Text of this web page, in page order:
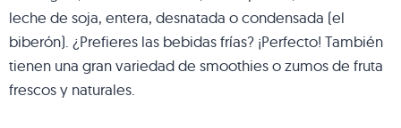
leche de soja, entera, desnatada o condensada (el
biberón). ¿Prefieres las bebidas frías? ¡Perfecto! También
tienen una gran variedad de smoothies o zumos de fruta
frescos y naturales.